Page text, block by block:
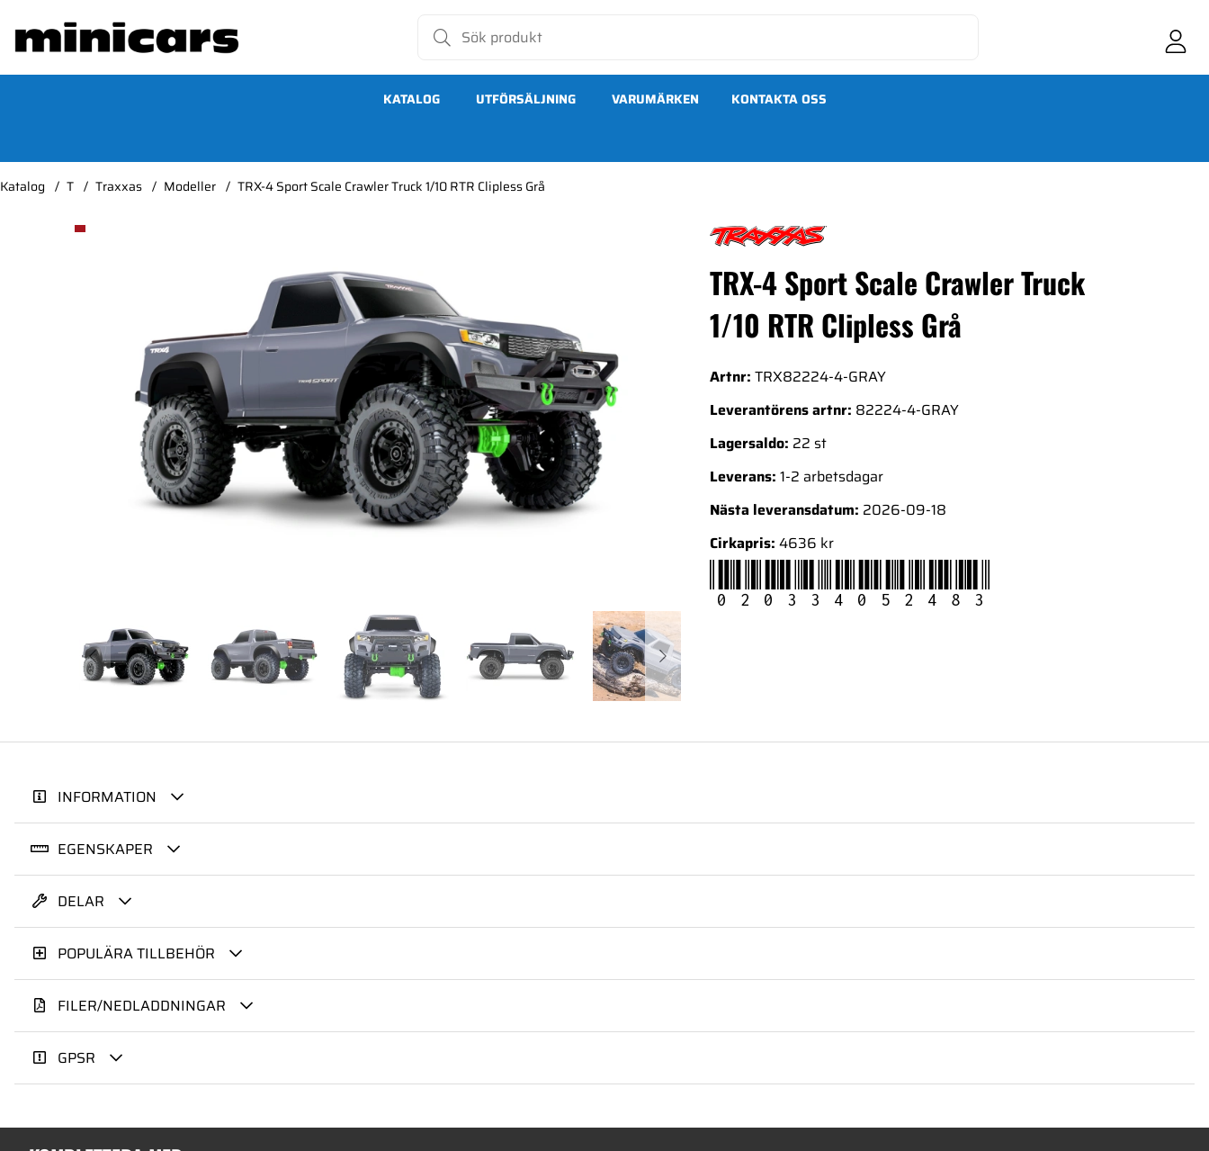
KATALOG UTFÖRSÄLJNING VARUMÄRKEN KONTAKTA OSS
Katalog T Traxxas Modeller TRX-4 Sport Scale Crawler Truck 1/10 RTR Clipless Grå
Produktbilder TRX-4 Sport Scale Crawler Truck 1/10 RTR Clipless Grå
TRX-4 Sport Scale Crawler Truck
1/10 RTR Clipless Grå
Artnr: TRX82224-4-GRAY
Leverantörens artnr: 82224-4-GRAY
Lagersaldo: 22 st
Leverans: 1-2 arbetsdagar
Nästa leveransdatum: 2026-09-18
Cirkapris: 4636 kr
020334052483
INFORMATION
EGENSKAPER
DELAR
POPULÄRA TILLBEHÖR
FILER/NEDLADDNINGAR
GPSR